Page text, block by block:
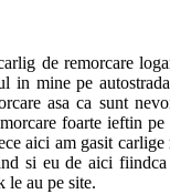
de remorcare
in mine pe
asa ca sunt
foarte ieftin
aici am gasit
si eu de aici
le au pe site.